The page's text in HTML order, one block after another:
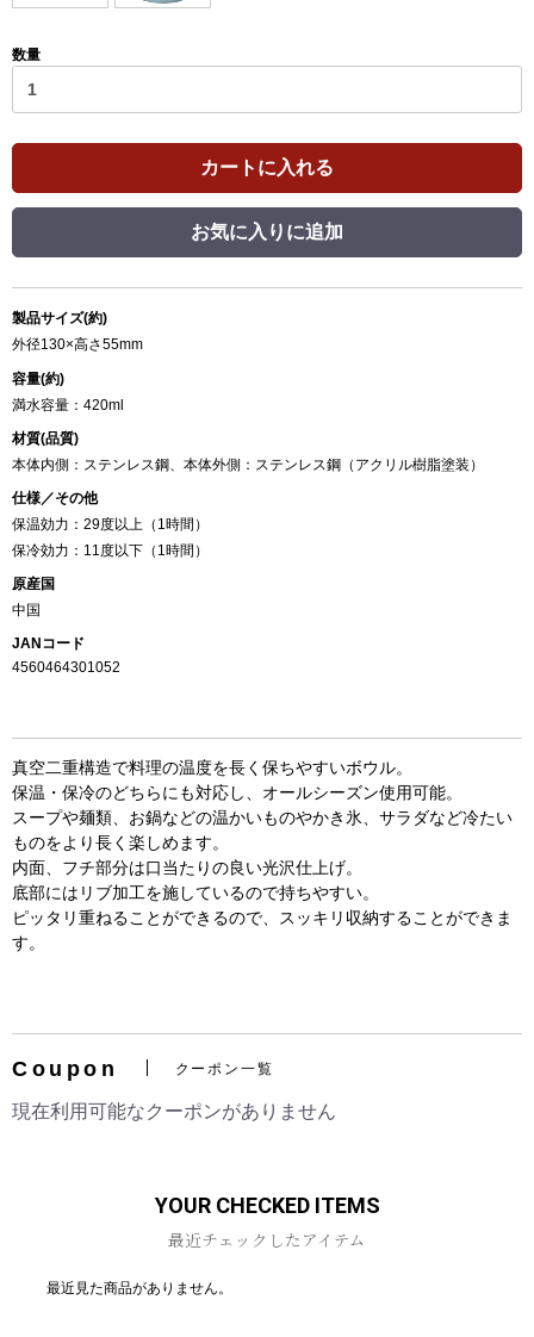
数量
カートに入れる
お気に入りに追加
製品サイズ(約)
外径130×高さ55mm
容量(約)
満水容量：420ml
材質(品質)
本体内側：ステンレス鋼、本体外側：ステンレス鋼（アクリル樹脂塗装）
仕様／その他
保温効力：29度以上（1時間）
保冷効力：11度以下（1時間）
原産国
中国
JANコード
4560464301052
真空二重構造で料理の温度を長く保ちやすいボウル。
保温・保冷のどちらにも対応し、オールシーズン使用可能。
スープや麺類、お鍋などの温かいものやかき氷、サラダなど冷たい
ものをより長く楽しめます。
内面、フチ部分は口当たりの良い光沢仕上げ。
底部にはリブ加工を施しているので持ちやすい。
ピッタリ重ねることができるので、スッキリ収納することができま
す。
Coupon クーポン一覧
現在利用可能なクーポンがありません
YOUR CHECKED ITEMS
最近チェックしたアイテム
最近見た商品がありません。